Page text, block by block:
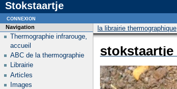
Stokstaartje
la librairie thermographique
stokstaartje
Navigation
Thermographie infrarouge,
accueil
ABC de la thermographie
Librairie
Articles
Images
connexion